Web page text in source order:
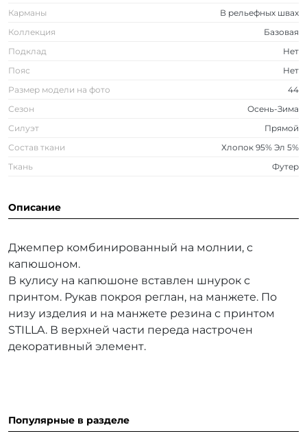
Карманы
В рельефных швах
Коллекция
Базовая
Подклад
Нет
Пояс
Нет
Размер модели на фото
44
Сезон
Осень-Зима
Силуэт
Прямой
Состав ткани
Хлопок 95% Эл 5%
Ткань
Футер
Описание
Джемпер комбинированный на молнии, с
капюшоном.
В кулису на капюшоне вставлен шнурок с
принтом. Рукав покроя реглан, на манжете. По
низу изделия и на манжете резина с принтом
STILLA. В верхней части переда настрочен
декоративный элемент.
Популярные в разделе